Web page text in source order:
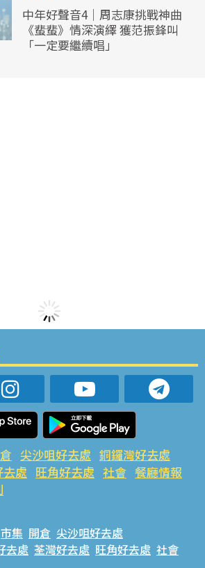
中年好聲音4｜周志康挑戰神曲
《蜚蜚》情深演繹 獲范振鋒叫
「一定要繼續唱」
尖沙咀好去處 銅鑼灣好去處
處 旺角好去處 社會 餐廳情報
市集 開倉 尖沙咀好去處
去處 荃灣好去處 旺角好去處 社會